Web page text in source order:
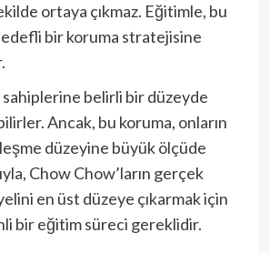
ortaya çıkmaz. Eğitimle, bu
bir koruma stratejisine
sahiplerine belirli bir düzeyde
Ancak, bu koruma, onların
düzeyine büyük ölçüde
Chow Chow’ların gerçek
en üst düzeye çıkarmak için
bir eğitim süreci gereklidir.